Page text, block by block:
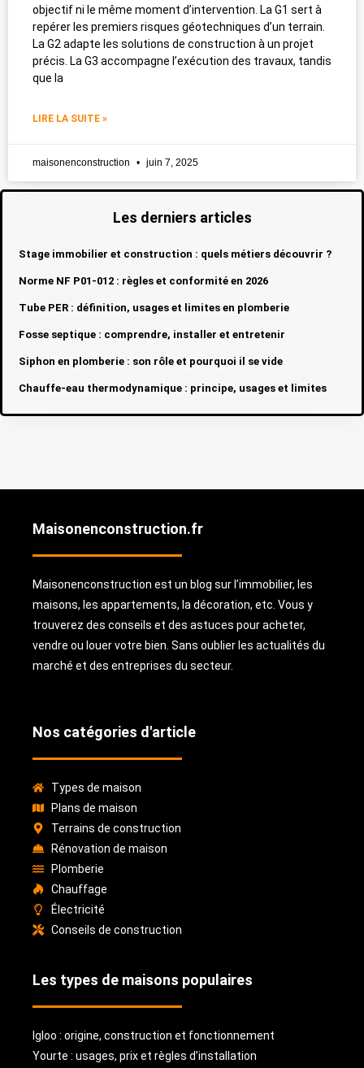
objectif ni le même moment d’intervention. La G1 sert à
repérer les premiers risques géotechniques d’un terrain.
La G2 adapte les solutions de construction à un projet
précis. La G3 accompagne l’exécution des travaux, tandis
que la
LIRE LA SUITE »
maisonenconstruction juin 7, 2025
Les derniers articles
Stage immobilier et construction : quels métiers découvrir ?
Norme NF P01-012 : règles et conformité en 2026
Tube PER : définition, usages et limites en plomberie
Fosse septique : comprendre, installer et entretenir
Siphon en plomberie : son rôle et pourquoi il se vide
Chauffe-eau thermodynamique : principe, usages et limites
Maisonenconstruction.fr
Maisonenconstruction est un blog sur l’immobilier, les
maisons, les appartements, la décoration, etc. Vous y
trouverez des conseils et des astuces pour acheter,
vendre ou louer votre bien. Sans oublier les actualités du
marché et des entreprises du secteur.
Nos catégories d'article
Types de maison
Plans de maison
Terrains de construction
Rénovation de maison
Plomberie
Chauffage
Électricité
Conseils de construction
Les types de maisons populaires
Igloo : origine, construction et fonctionnement
Yourte : usages, prix et règles d’installation